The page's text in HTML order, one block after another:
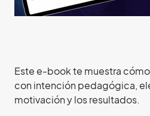
Este e-book te muestra
con intención pedagógica,
motivación y los resultados.